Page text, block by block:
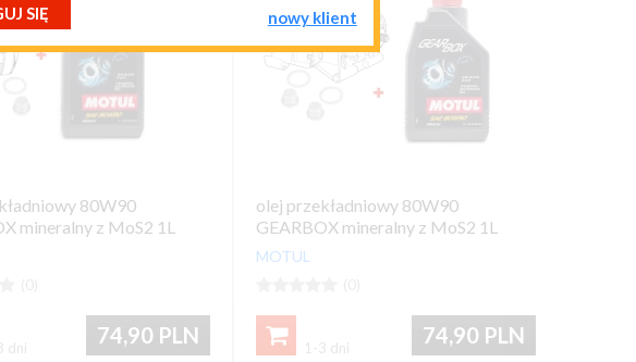
SIĘ nowy klient
nowy klient
80W90
mineralny z MoS2 1L
74,90 PLN
dni
olej przekładniowy 80W90
GEARBOX mineralny z MoS2 1L
MOTUL
74,90 PLN

1-3 dni